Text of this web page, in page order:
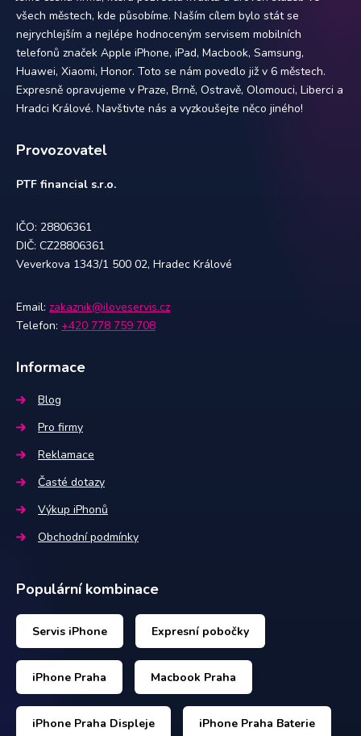
všech městech, kde působíme. Naším cílem bylo stát se
nejrychlejším a nejlépe hodnoceným servisem mobilních
telefonů značek Apple iPhone, iPad, Macbook, Samsung,
Huawei, Xiaomi, Honor. Toto se nám povedlo již v 6 městech.
Expresně opravujeme v Praze, Brně, Ostravě, Olomouci, Liberci a
Hradci Králové. Navštivte nás a vyzkoušejte něco jiného!
Provozovatel
PTF financial s.r.o.
IČO: 28806361
DIČ: CZ28806361
Veverkova 1343/1 500 02, Hradec Králové
Email: zakaznik@iloveservis.cz
Telefon: +420 778 759 708
Informace
Blog
Pro firmy
Reklamace
Časté dotazy
Výkup iPhonů
Obchodní podmínky
Populární kombinace
Servis iPhone Expresní pobočky
iPhone Praha Macbook Praha
iPhone Praha Displeje iPhone Praha Baterie